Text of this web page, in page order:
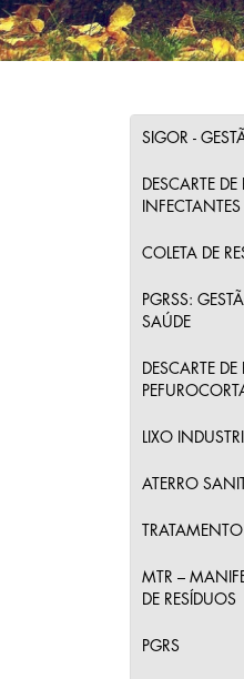
SIGOR -
DESCARTE
INFECTANTES
COLETA DE
PGRSS:
SAÚDE
DESCARTE
LIXO
ATERRO
MTR –
DE RESÍDUOS
PGRS